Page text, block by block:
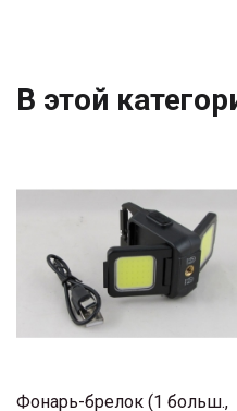
В этой
Фонарь-брелок (1 больш.,